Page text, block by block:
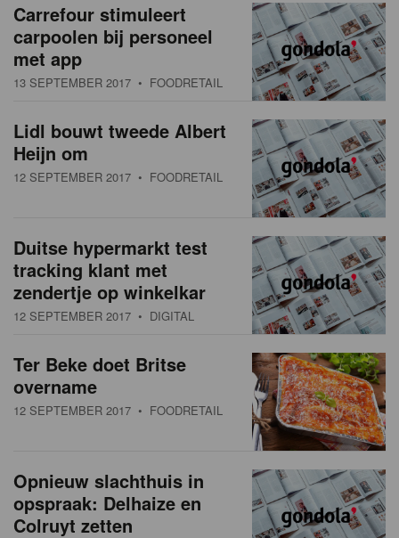
Carrefour stimuleert
carpoolen bij personeel
met app
13 SEPTEMBER 2017 • FOODRETAIL
Lidl bouwt tweede Albert
Heijn om
12 SEPTEMBER 2017 • FOODRETAIL
Duitse hypermarkt test
tracking klant met
zendertje op winkelkar
12 SEPTEMBER 2017 • DIGITAL
Ter Beke doet Britse
overname
12 SEPTEMBER 2017 • FOODRETAIL
Opnieuw slachthuis in
opspraak: Delhaize en
Colruyt zetten